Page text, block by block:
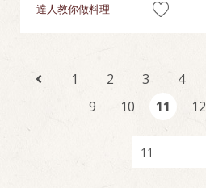
達人教你做料理
1 2 3 4
9
10 11 12